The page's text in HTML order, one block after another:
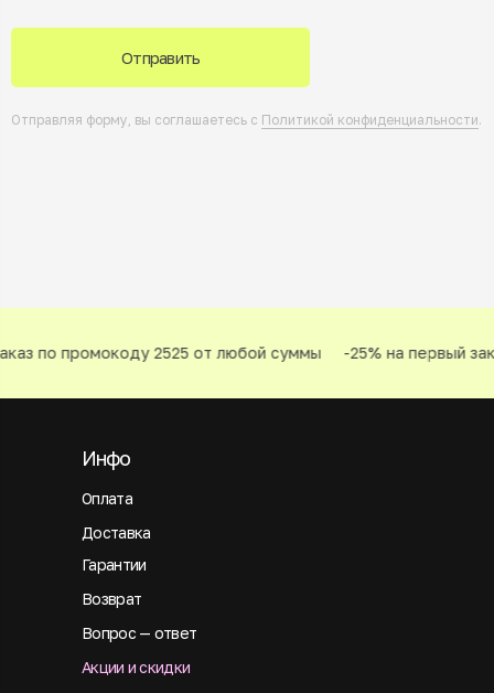
Отправить
Отправляя форму, вы соглашаетесь с Политикой конфиденциальности.
по промокоду 2525 от любой суммы -25% на первый
Оплата
Инфо
Доставка
Гарантии
Возврат
Вопрос — ответ
Акции и скидки